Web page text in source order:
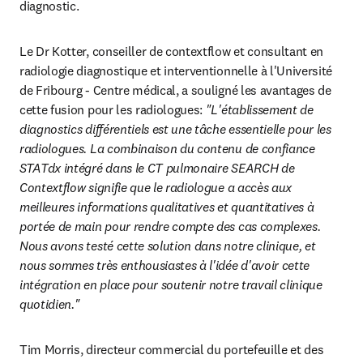
diagnostic.
Le Dr Kotter, conseiller de contextflow et consultant en
radiologie diagnostique et interventionnelle à l'Université
de Fribourg - Centre médical, a souligné les avantages de
cette fusion pour les radiologues: "L'établissement de
diagnostics différentiels est une tâche essentielle pour les
radiologues. La combinaison du contenu de confiance
STATdx intégré dans le CT pulmonaire SEARCH de
Contextflow signifie que le radiologue a accès aux
meilleures informations qualitatives et quantitatives à
portée de main pour rendre compte des cas complexes.
Nous avons testé cette solution dans notre clinique, et
nous sommes très enthousiastes à l'idée d'avoir cette
intégration en place pour soutenir notre travail clinique
quotidien."
Tim Morris, directeur commercial du portefeuille et des